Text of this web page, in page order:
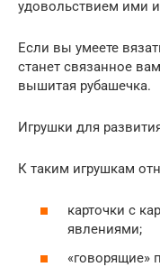
удовольствием ими
Если вы умеете
станет связанное
вышитая рубашечка.
Игрушки для
К таким игрушкам
карточки с
явлениями;
«говорящие»